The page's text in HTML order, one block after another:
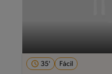
35' Fácil